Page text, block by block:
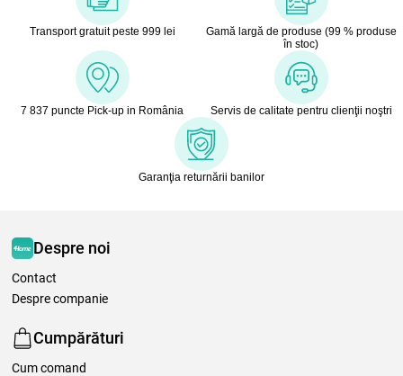
Transport gratuit peste 999 lei
Gamă largă de produse (99 % produse
în stoc)
7 837 puncte Pick-up in România Servis de calitate pentru clienţii noştri
Garanţia returnării banilor
Despre noi
Contact
Despre companie
Cumpărături
Cum comand